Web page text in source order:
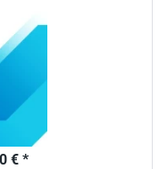
€ *